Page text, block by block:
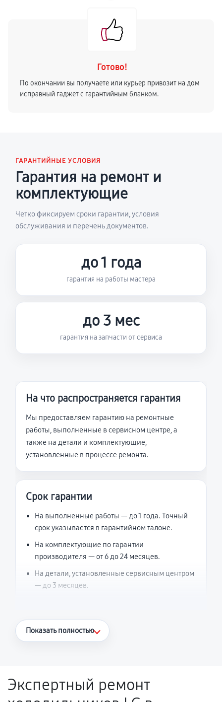
Готово!
По окончании вы получаете или курьер привозит на дом
исправный гаджет с гарантийным бланком.
ГАРАНТИЙНЫЕ УСЛОВИЯ
Гарантия на ремонт и
комплектующие
Четко фиксируем сроки гарантии, условия
обслуживания и перечень документов.
до 1 года
гарантия на работы мастера
до 3 мес
гарантия на запчасти от сервиса
На что распространяется гарантия
Мы предоставляем гарантию на ремонтные
работы, выполненные в сервисном центре, а
также на детали и комплектующие,
установленные в процессе ремонта.
Срок гарантии
На выполненные работы — до 1 года. Точный
срок указывается в гарантийном талоне.
На комплектующие по гарантии
производителя — от 6 до 24 месяцев.
На детали, установленные сервисным центром
— до 3 месяцев.
Что считается гарантийным случаем
Поломка установленной детали при
нормальной эксплуатации в течение
Показать полностью
Экспертный ремонт